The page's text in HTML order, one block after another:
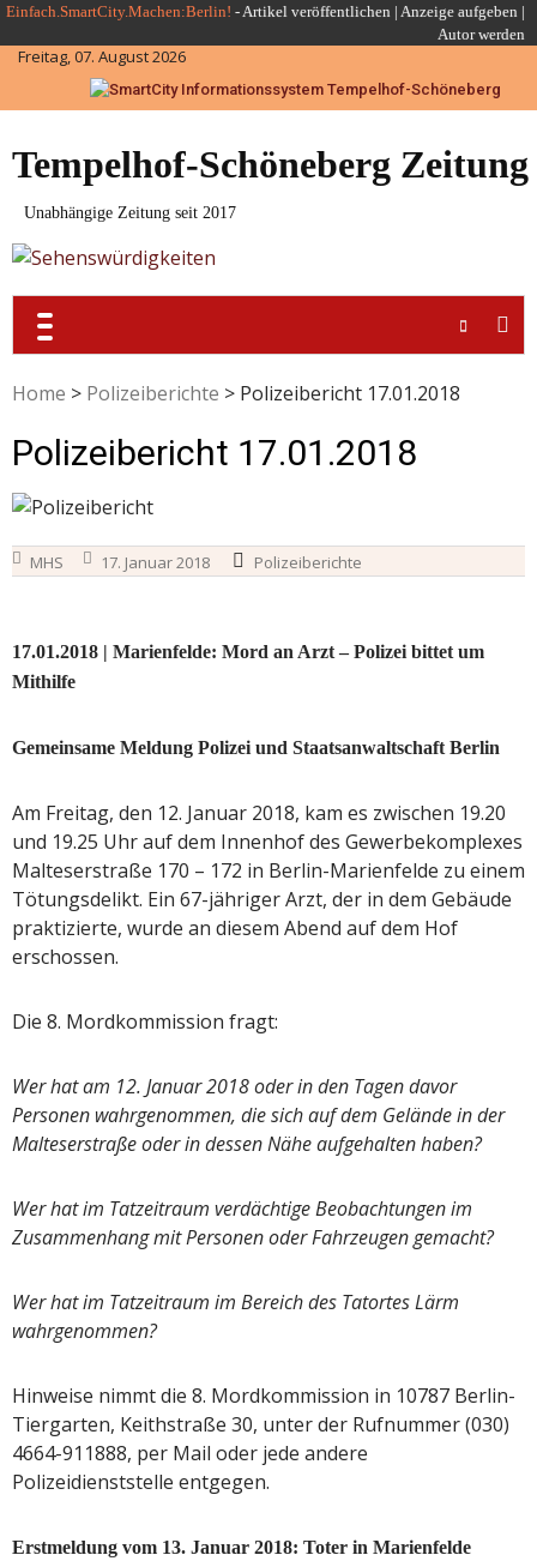
Skip
to
content
Einfach.SmartCity.Machen:Berlin! -Artikel veröffentlichen | Anzeige aufgeben |
Autor werden
Freitag, 07. August 2026
Tempelhof-Schöneberg Zeitung
Unabhängige Zeitung seit 2017
Home > Polizeiberichte > Polizeibericht 17.01.2018
Polizeibericht 17.01.2018
MHS 17. Januar 2018 Polizeiberichte
17.01.2018 | Marienfelde: Mord an Arzt – Polizei bittet um
Mithilfe
Gemeinsame Meldung Polizei und Staatsanwaltschaft Berlin
Am Freitag, den 12. Januar 2018, kam es zwischen 19.20
und 19.25 Uhr auf dem Innenhof des Gewerbekomplexes
Malteserstraße 170 – 172 in Berlin-Marienfelde zu einem
Tötungsdelikt. Ein 67-jähriger Arzt, der in dem Gebäude
praktizierte, wurde an diesem Abend auf dem Hof
erschossen.
Die 8. Mordkommission fragt:
Wer hat am 12. Januar 2018 oder in den Tagen davor
Personen wahrgenommen, die sich auf dem Gelände in der
Malteserstraße oder in dessen Nähe aufgehalten haben?
Wer hat im Tatzeitraum verdächtige Beobachtungen im
Zusammenhang mit Personen oder Fahrzeugen gemacht?
Wer hat im Tatzeitraum im Bereich des Tatortes Lärm
wahrgenommen?
Hinweise nimmt die 8. Mordkommission in 10787 Berlin-
Tiergarten, Keithstraße 30, unter der Rufnummer (030)
4664-911888, per Mail oder jede andere
Polizeidienststelle entgegen.
Erstmeldung vom 13. Januar 2018: Toter in Marienfelde